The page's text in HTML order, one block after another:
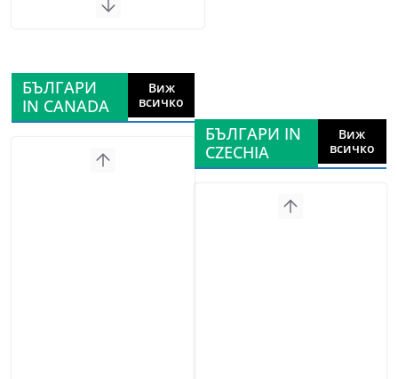
БЪЛГАРИ
IN CANADA
Виж
всичко
БЪЛГАРИ IN
CZECHIA
Виж
всичко